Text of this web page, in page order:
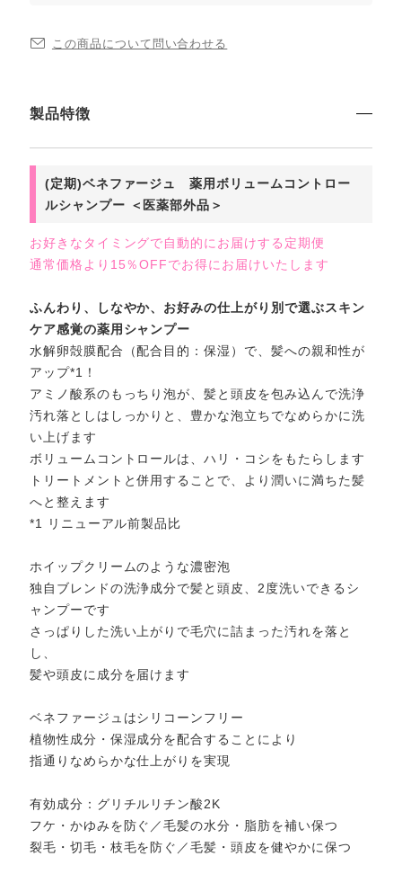
この商品について問い合わせる
製品特徴
(定期)ベネファージュ 薬用ボリュームコントロー
ルシャンプー ＜医薬部外品＞
お好きなタイミングで自動的にお届けする定期便
通常価格より15％OFFでお得にお届けいたします
ふんわり、しなやか、お好みの仕上がり別で選ぶスキン
ケア感覚の薬用シャンプー
水解卵殻膜配合（配合目的：保湿）で、髪への親和性が
アップ*1
！
アミノ酸系のもっちり泡が、髪と頭皮を包み込んで洗浄
汚れ落としはしっかりと、豊かな泡立ちでなめらかに洗
い上げます
ボリュームコントロールは、ハリ・コシをもたらします
トリートメントと併用することで、より潤いに満ちた髪
へと整えます
*1 リニューアル前製品比
ホイップクリームのような濃密泡
独自ブレンドの洗浄成分で髪と頭皮、2度洗いできるシ
ャンプーです
さっぱりした洗い上がりで毛穴に詰まった汚れを落と
し、
髪や頭皮に成分を届けます
ベネファージュはシリコーンフリー
植物性成分・保湿成分を配合することにより
指通りなめらかな仕上がりを実現
有効成分：グリチルリチン酸2K
フケ・かゆみを防ぐ／毛髪の水分・脂肪を補い保つ
裂毛・切毛・枝毛を防ぐ／毛髪・頭皮を健やかに保つ